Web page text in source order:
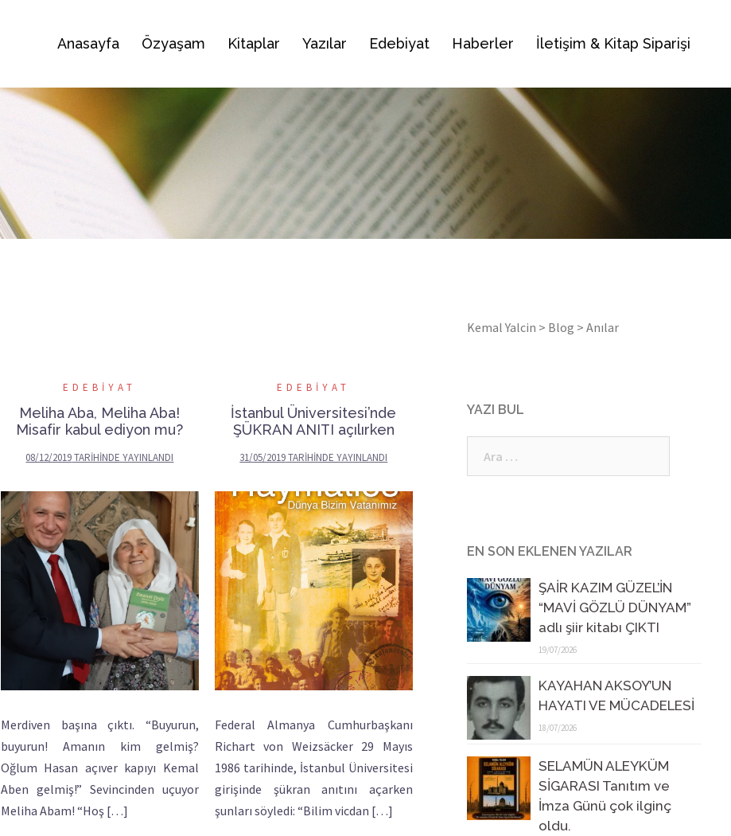
Anasayfa Özyaşam Kitaplar Yazılar Edebiyat Haberler İletişim & Kitap Siparişi
EDEBIYAT
Meliha Aba, Meliha Aba!
Misafir kabul ediyon mu?
08/12/2019TARIHINDE YAYINLANDI
Merdiven başına çıktı. “Buyurun,
buyurun! Amanın kim gelmiş?
Oğlum Hasan açıver kapıyı Kemal
Aben gelmiş!” Sevincinden uçuyor
Meliha Abam! “Hoş […]
EDEBIYAT
İstanbul Üniversitesi’nde
ŞÜKRAN ANITI açılırken
31/05/2019TARIHINDE YAYINLANDI
Federal Almanya Cumhurbaşkanı
Richart von Weizsäcker 29 Mayıs
1986 tarihinde, İstanbul Üniversitesi
girişinde şükran anıtını açarken
şunları söyledi: “Bilim vicdan […]
Kemal Yalcin > Blog > Anılar
YAZI BUL
EN SON EKLENEN YAZILAR
ŞAİR KAZIM GÜZEL’İN
“MAVİ GÖZLÜ DÜNYAM”
adlı şiir kitabı ÇIKTI
19/07/2026
KAYAHAN AKSOY’UN
HAYATI VE MÜCADELESİ
18/07/2026
SELAMÜN ALEYKÜM
SİGARASI Tanıtım ve
İmza Günü çok ilginç
oldu.